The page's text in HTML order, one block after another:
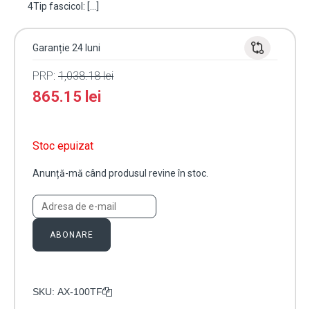
4Tip fascicol: […]
Garanție 24 luni
PRP: 1,038.18lei
865.15 lei
Stoc epuizat
Anunță-mă când produsul revine în stoc.
ABONARE
SKU: AX-100TF